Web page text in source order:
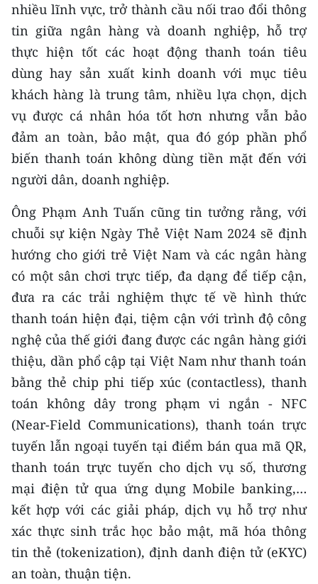
nhiều lĩnh vực, trở thành cầu nối trao đổi thông
tin giữa ngân hàng và doanh nghiệp, hỗ trợ
thực hiện tốt các hoạt động thanh toán tiêu
dùng hay sản xuất kinh doanh với mục tiêu
khách hàng là trung tâm, nhiều lựa chọn, dịch
vụ được cá nhân hóa tốt hơn nhưng vẫn bảo
đảm an toàn, bảo mật, qua đó góp phần phổ
biến thanh toán không dùng tiền mặt đến với
người dân, doanh nghiệp.
Ông Phạm Anh Tuấn cũng tin tưởng rằng, với
chuỗi sự kiện Ngày Thẻ Việt Nam 2024 sẽ định
hướng cho giới trẻ Việt Nam và các ngân hàng
có một sân chơi trực tiếp, đa dạng để tiếp cận,
đưa ra các trải nghiệm thực tế về hình thức
thanh toán hiện đại, tiệm cận với trình độ công
nghệ của thế giới đang được các ngân hàng giới
thiệu, dần phổ cập tại Việt Nam như thanh toán
bằng thẻ chip phi tiếp xúc (contactless), thanh
toán không dây trong phạm vi ngắn - NFC
(Near-Field Communications), thanh toán trực
tuyến lẫn ngoại tuyến tại điểm bán qua mã QR,
thanh toán trực tuyến cho dịch vụ số, thương
mại điện tử qua ứng dụng Mobile banking,…
kết hợp với các giải pháp, dịch vụ hỗ trợ như
xác thực sinh trắc học bảo mật, mã hóa thông
tin thẻ (tokenization), định danh điện tử (eKYC)
an toàn, thuận tiện.